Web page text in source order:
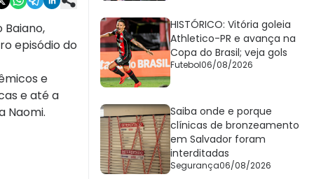
Baiano,
episódio do
e
e até a
Naomi.
HISTÓRICO: Vitória goleia
Athletico-PR e avança na
Copa do Brasil; veja gols
Futebol06/08/2026
Saiba onde e porque
clínicas de bronzeamento
em Salvador foram
interditadas
Segurança06/08/2026